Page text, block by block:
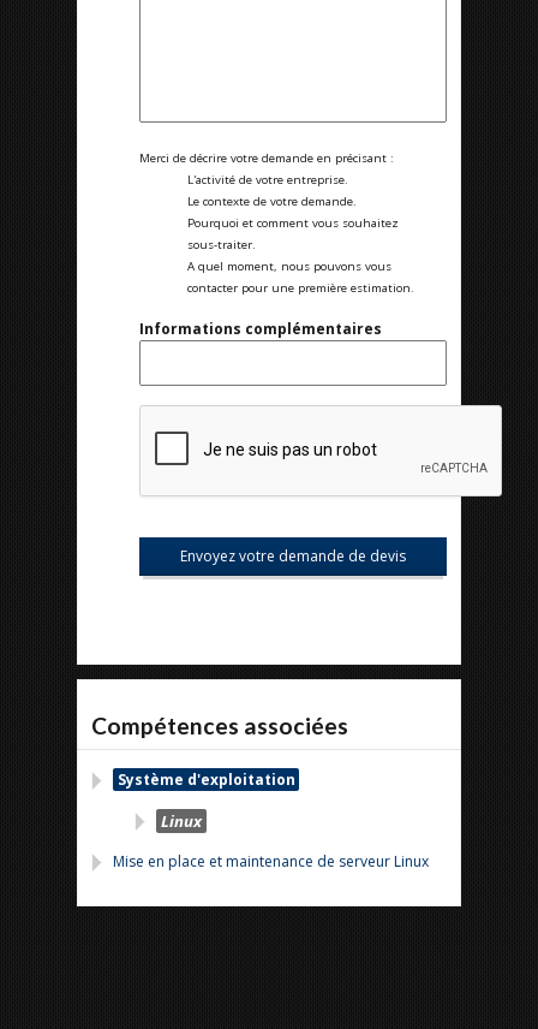
Merci de décrire votre demande en précisant :
L'activité de votre entreprise.
Le contexte de votre demande.
Pourquoi et comment vous souhaitez
sous-traiter.
A quel moment, nous pouvons vous
contacter pour une première estimation.
Informations complémentaires
Compétences associées
Système d'exploitation
Linux
Mise en place et maintenance de serveur Linux